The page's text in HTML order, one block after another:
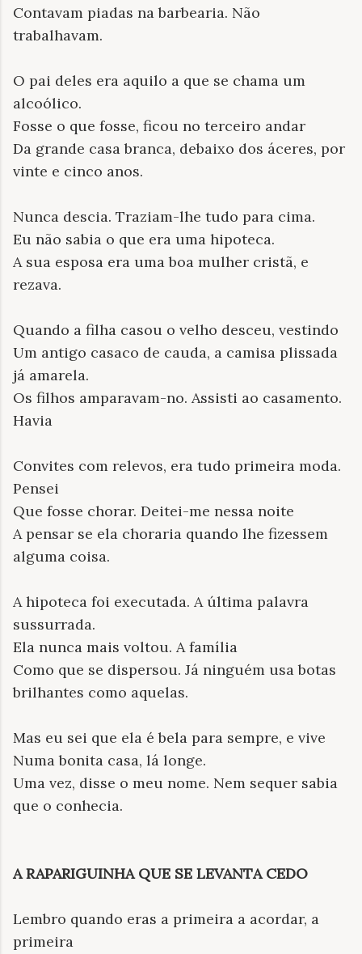
Contavam piadas na barbearia. Não
trabalhavam.
O pai deles era aquilo a que se chama um
alcoólico.
Fosse o que fosse, ficou no terceiro andar
Da grande casa branca, debaixo dos áceres, por
vinte e cinco anos.
Nunca descia. Traziam-lhe tudo para cima.
Eu não sabia o que era uma hipoteca.
A sua esposa era uma boa mulher cristã, e
rezava.
Quando a filha casou o velho desceu, vestindo
Um antigo casaco de cauda, a camisa plissada
já amarela.
Os filhos amparavam-no. Assisti ao casamento.
Havia
Convites com relevos, era tudo primeira moda.
Pensei
Que fosse chorar. Deitei-me nessa noite
A pensar se ela choraria quando lhe fizessem
alguma coisa.
A hipoteca foi executada. A última palavra
sussurrada.
Ela nunca mais voltou. A família
Como que se dispersou. Já ninguém usa botas
brilhantes como aquelas.
Mas eu sei que ela é bela para sempre, e vive
Numa bonita casa, lá longe.
Uma vez, disse o meu nome. Nem sequer sabia
que o conhecia.
A RAPARIGUINHA QUE SE LEVANTA CEDO
Lembro quando eras a primeira a acordar, a
primeira